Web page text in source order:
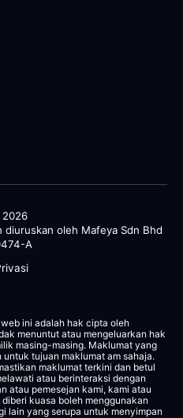
2026
diuruskan oleh Mafeya Sdn Bhd
A
ini adalah hak cipta oleh
menuntut atau mengeluarkan hak
masing-masing. Maklumat yang
tujuan maklumat am sahaja.
maklumat terkini dan betul
atau berinteraksi dengan
atau pemesejan kami, kami atau
kuasa boleh menggunakan
lain yang serupa untuk menyimpan